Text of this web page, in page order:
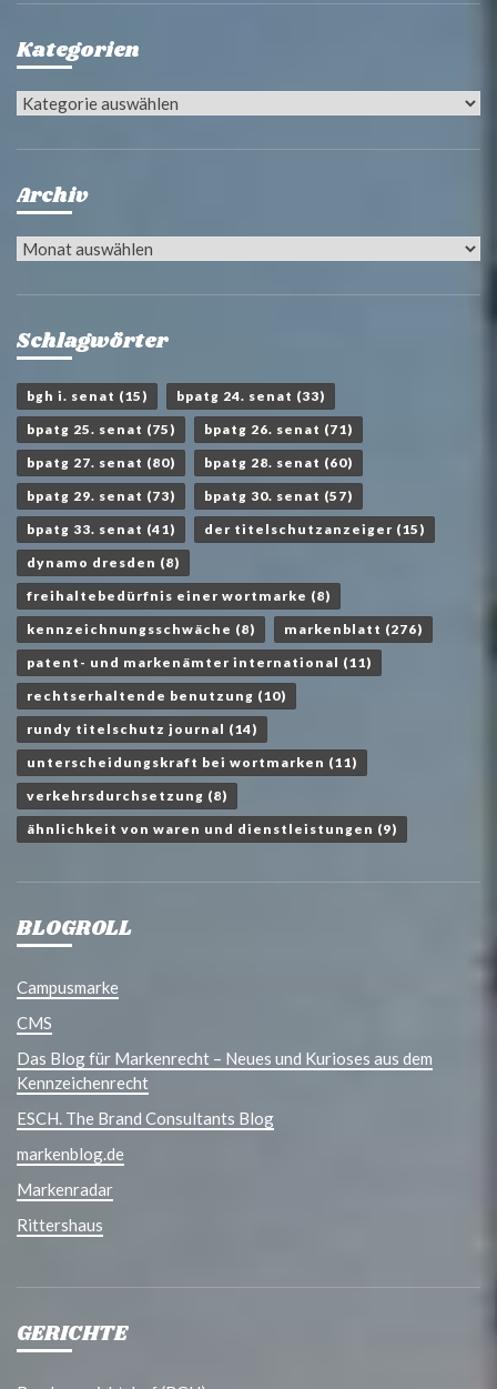
Kategorien
Kategorien
Archiv
Archiv
Schlagwörter
bgh i. senat (15) bpatg 24. senat (33)
bpatg 25. senat (75) bpatg 26. senat (71)
bpatg 27. senat (80) bpatg 28. senat (60)
bpatg 29. senat (73) bpatg 30. senat (57)
bpatg 33. senat (41) der titelschutzanzeiger (15)
dynamo dresden (8)
freihaltebedürfnis einer wortmarke (8)
kennzeichnungsschwäche (8) markenblatt (276)
patent- und markenämter international (11)
rechtserhaltende benutzung (10)
rundy titelschutz journal (14)
unterscheidungskraft bei wortmarken (11)
verkehrsdurchsetzung (8)
ähnlichkeit von waren und dienstleistungen (9)
BLOGROLL
Campusmarke
CMS
Das Blog für Markenrecht – Neues und Kurioses aus dem
Kennzeichenrecht
ESCH. The Brand Consultants Blog
markenblog.de
Markenradar
Rittershaus
GERICHTE